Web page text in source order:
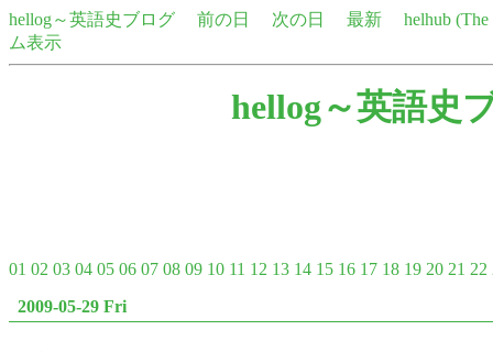
hellog～英語史ブログ 前の日 次の日 最新
helhub
ム表示
hellog～英語史
01 02 03 04 05 06 07 08 09 10 11 12 13 14 15 16 17 18 19 20 21 22
2009-05-29 Fri